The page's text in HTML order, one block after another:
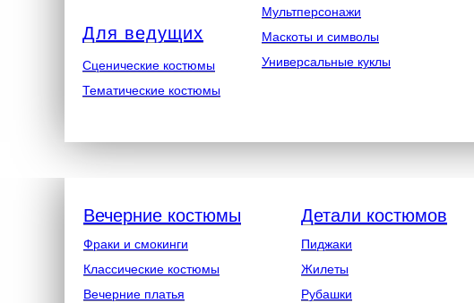
Мультперсонажи
Маскоты и символы
Универсальные куклы
Сценические костюмы
Тематические костюмы
Для ведущих
Фраки и смокинги
Классические костюмы
Вечерние платья
Пиджаки
Жилеты
Рубашки
Вечерние костюмы Детали костюмов